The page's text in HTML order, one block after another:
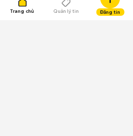
Trang chủ Quản lý tin Đăng tin